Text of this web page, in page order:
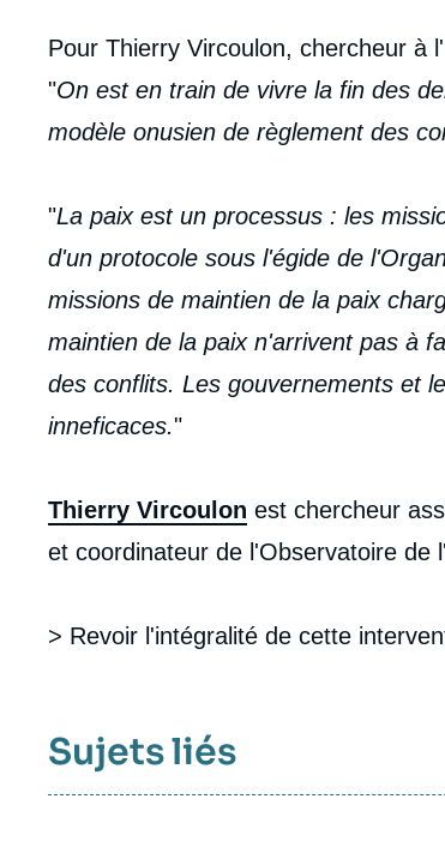
Contenu
intervention
médiatique
Pour Thierry Vircoulon, chercheur à
"On est en train de vivre la fin des
modèle onusien de règlement des
"La paix est un processus : les
d'un protocole sous l'égide de
missions de maintien de la paix
maintien de la paix n'arrivent pas à
des conflits. Les gouvernements et
inneficaces."
Thierry Vircoulon est chercheur
et coordinateur de l'Observatoire de
> Revoir l'intégralité de cette
Sujets liés